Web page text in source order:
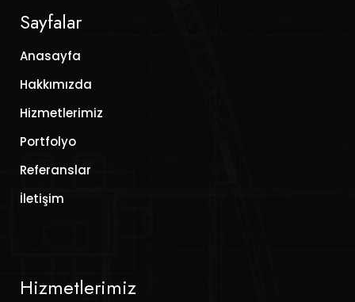
Sayfalar
Anasayfa
Hakkımızda
Hizmetlerimiz
Portfolyo
Referanslar
İletişim
Hizmetlerimiz